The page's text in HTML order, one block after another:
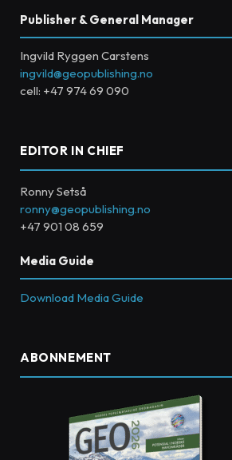
Publisher & General Manager
Ingvild Ryggen Carstens
ingvild@geopublishing.no
cell: +47 974 69 090
EDITOR IN CHIEF
Ronny Setså
ronny@geopublishing.no
+47 901 08 659
Media Guide
Download Media Guide
ABONNEMENT